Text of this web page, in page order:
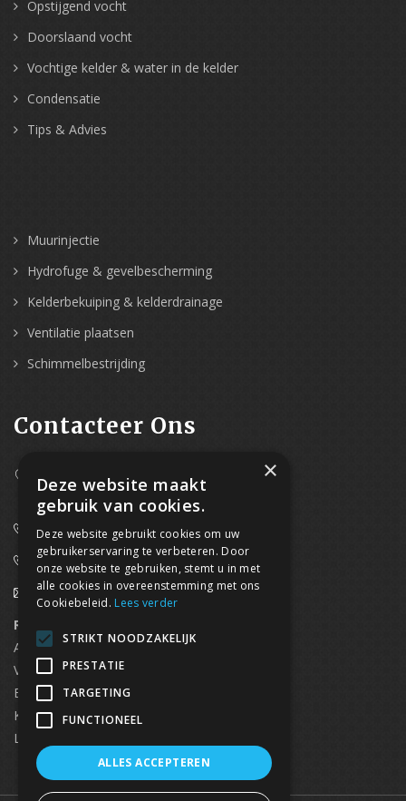
Opstijgend vocht
Doorslaand vocht
Vochtige kelder & water in de kelder
Condensatie
Tips & Advies
Muurinjectie
Hydrofuge & gevelbescherming
Kelderbekuiping & kelderdrainage
Ventilatie plaatsen
Schimmelbestrijding
Contacteer Ons
Westpoort 37B,
2070 Zwijndrecht
0800/61 667 (24/7 bereikbaar)
03/369.60.29
info@waterdicht-vochtbestrijding.be
Regionaal contact
Antwerpen
03/369.60.29
Vlaams Brabant & Brussel
Brugge
Kortrijk
Limburg
×
Deze website maakt
gebruik van cookies.
Deze website gebruikt cookies om uw
gebruikerservaring te verbeteren. Door
onze website te gebruiken, stemt u in met
alle cookies in overeenstemming met ons
Cookiebeleid. Lees verder
STRIKT NOODZAKELIJK
PRESTATIE
TARGETING
FUNCTIONEEL
ALLES ACCEPTEREN